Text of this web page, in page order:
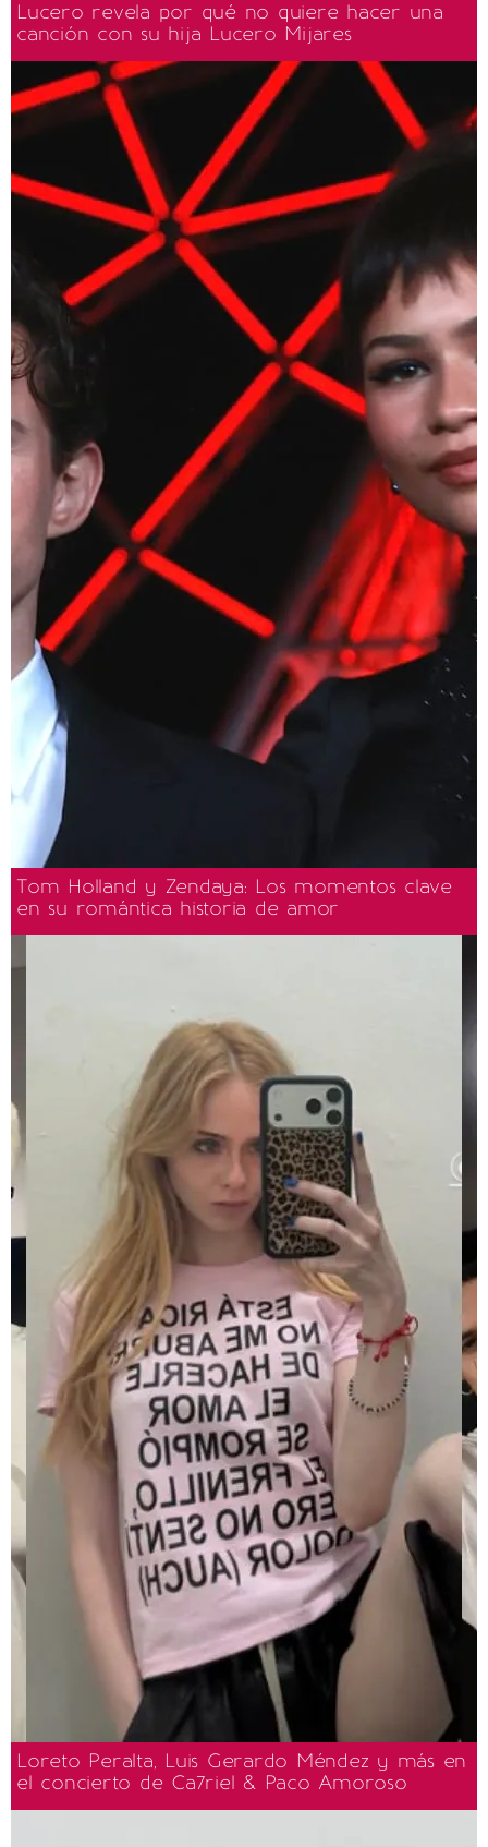
Lucero revela por qué no quiere hacer una
canción con su hija Lucero Mijares
Tom Holland y Zendaya: Los momentos clave
en su romántica historia de amor
Loreto Peralta, Luis Gerardo Méndez y más en
el concierto de Ca7riel & Paco Amoroso